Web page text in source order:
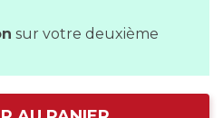
sur votre deuxième